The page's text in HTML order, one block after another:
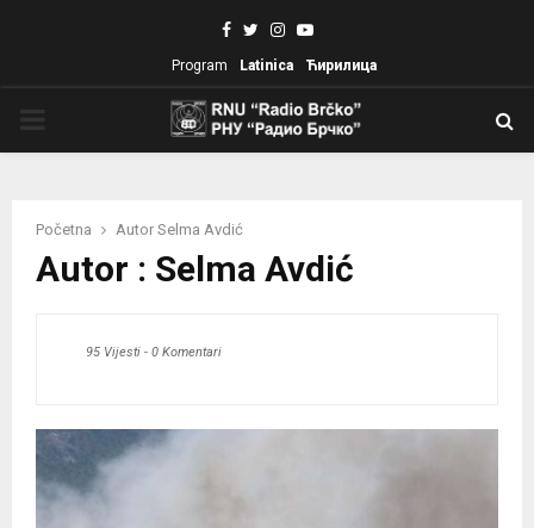
Facebook
TwitterInstagram
Youtube
Program Latinica Ћирилица
Početna Autor Selma Avdić
Autor : Selma Avdić
95 Vijesti - 0 Komentari